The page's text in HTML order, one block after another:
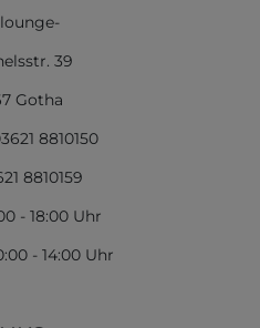
39
Gotha
8810150
8810159
- 18:00 Uhr
- 14:00 Uhr